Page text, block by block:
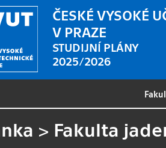
ČESKÉ VYSOKÉ
V PRAZE
STUDIJNÍ PLÁNY
2025/2026
> Fakulta